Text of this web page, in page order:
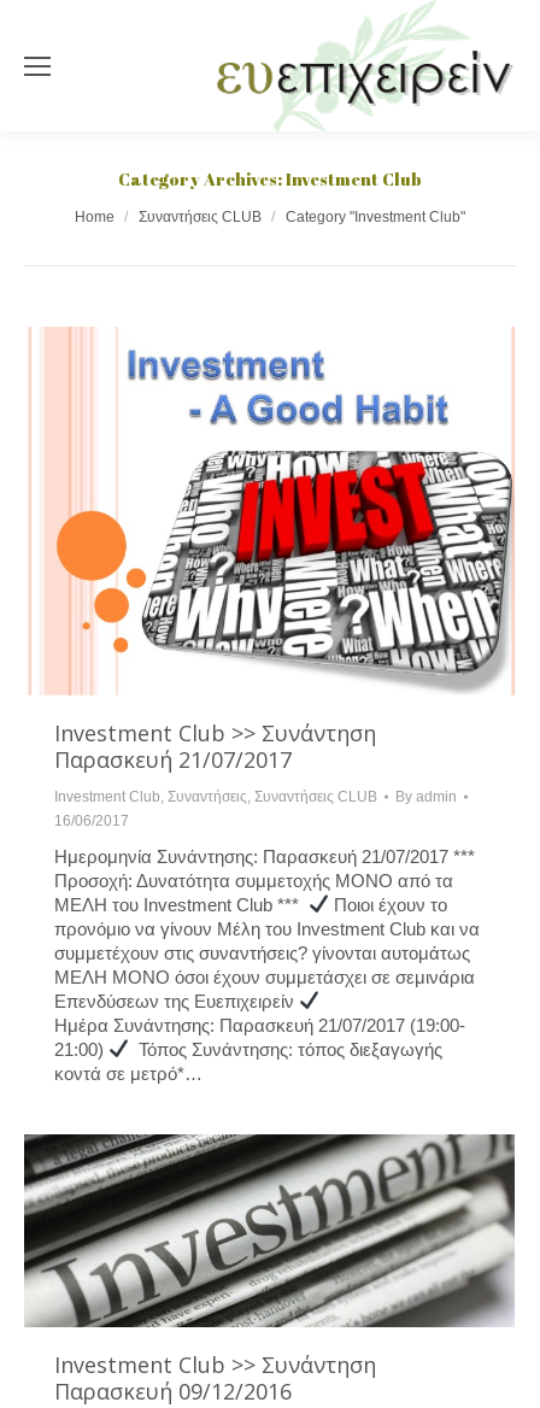
Category Archives:Investment Club
You are here:
Home Συναντήσεις CLUB Category "Investment Club"
Investment Club >> Συνάντηση
Παρασκευή 21/07/2017
Investment Club Συναντήσεις Συναντήσεις CLUB By admin
16/06/2017
Ημερομηνία Συνάντησης: Παρασκευή 21/07/2017 ***
Προσοχή: Δυνατότητα συμμετοχής ΜΟΝΟ από τα
ΜΕΛΗ του Investment Club ***
Ποιοι έχουν το
προνόμιο να γίνουν Μέλη του Investment Club και να
συμμετέχουν στις συναντήσεις? γίνονται αυτομάτως
ΜΕΛΗ ΜΟΝΟ όσοι έχουν συμμετάσχει σε σεμινάρια
Επενδύσεων της Ευεπιχειρείν
Ημέρα Συνάντησης: Παρασκευή 21/07/2017 (19:00-
21:00)
Τόπος Συνάντησης: τόπος διεξαγωγής
κοντά σε μετρό*…
Investment Club >> Συνάντηση
Παρασκευή 09/12/2016